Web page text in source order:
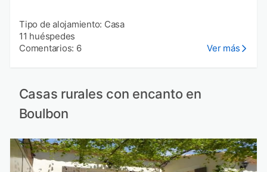
Tipo de alojamiento: Casa
11 huéspedes
Comentarios: 6
Ver más
Casas rurales con encanto en
Boulbon